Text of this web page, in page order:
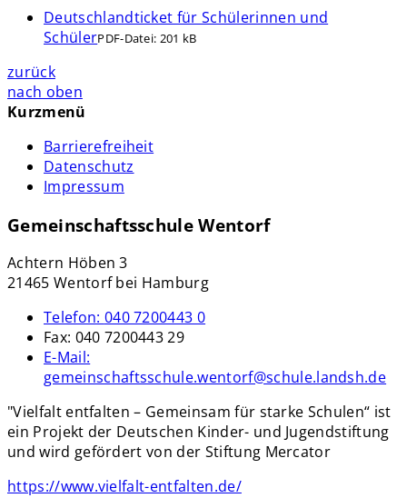
Deutschlandticket für Schülerinnen und
SchülerPDF-Datei: 201 kB
zurück
nach oben
Kurzmenü
Barrierefreiheit
Datenschutz
Impressum
Gemeinschaftsschule Wentorf
Achtern Höben 3
21465 Wentorf bei Hamburg
Telefon: 040 7200443 0
Fax: 040 7200443 29
E-Mail:
gemeinschaftsschule.wentorf@schule.landsh.de
"Vielfalt entfalten – Gemeinsam für starke Schulen“ ist
ein Projekt der Deutschen Kinder- und Jugendstiftung
und wird gefördert von der Stiftung Mercator
https://www.vielfalt-entfalten.de/